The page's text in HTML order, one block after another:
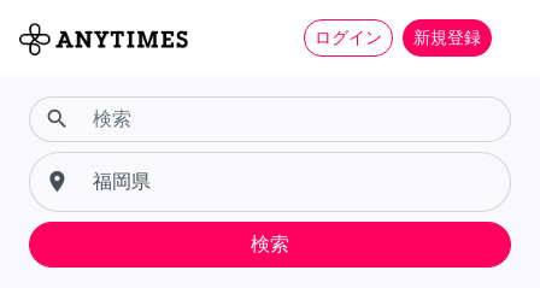
ログイン 新規登録
search
place
検索